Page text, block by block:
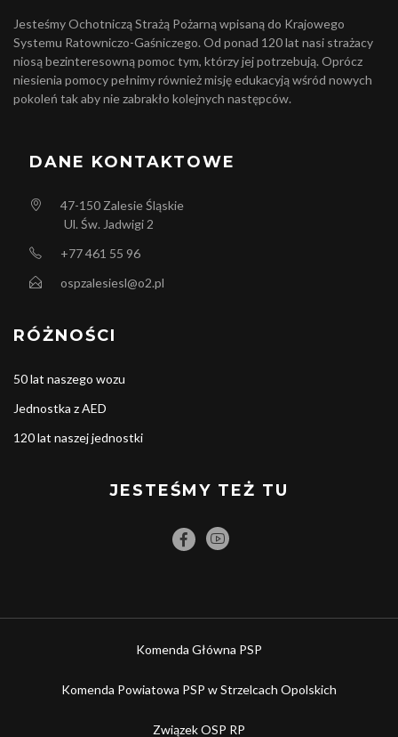
Jesteśmy Ochotniczą Strażą Pożarną wpisaną do Krajowego
Systemu Ratowniczo-Gaśniczego. Od ponad 120 lat nasi strażacy
niosą bezinteresowną pomoc tym, którzy jej potrzebują. Oprócz
niesienia pomocy pełnimy również misję edukacyją wśród nowych
pokoleń tak aby nie zabrakło kolejnych następców.
DANE KONTAKTOWE
47-150 Zalesie Śląskie
Ul. Św. Jadwigi 2
+77 461 55 96
ospzalesiesl@o2.pl
RÓŻNOŚCI
50 lat naszego wozu
Jednostka z AED
120 lat naszej jednostki
JESTEŚMY TEŻ TU
Komenda Główna PSP
Komenda Powiatowa PSP w Strzelcach Opolskich
Związek OSP RP